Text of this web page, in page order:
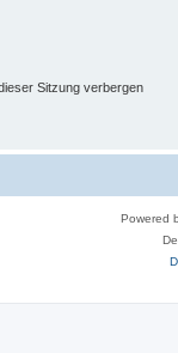
Sitzung verbergen
Powered